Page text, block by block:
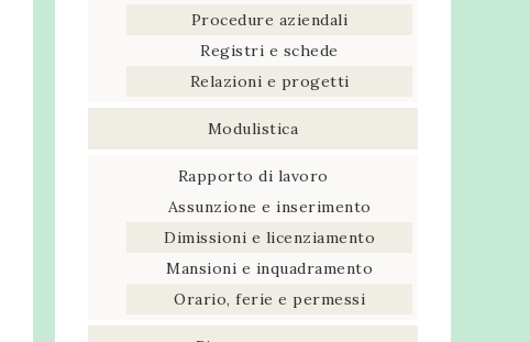
Procedure aziendali
Registri e schede
Relazioni e progetti
Modulistica
Rapporto di lavoro
Assunzione e inserimento
Dimissioni e licenziamento
Mansioni e inquadramento
Orario, ferie e permessi